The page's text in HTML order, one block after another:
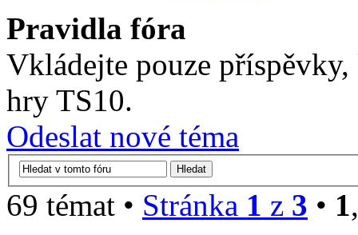
Pravidla fóra
Vkládejte pouze
hry TS10.
Odeslat nové téma
69 témat • Stránka 1 z 3 • 1